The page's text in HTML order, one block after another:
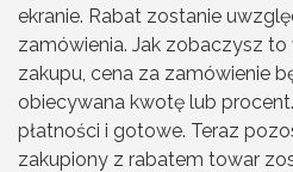
ekranie. Rabat zostanie
zamówienia. Jak zobaczysz
zakupu, cena za zamówienie
obiecywana kwotę lub
płatności i gotowe. Teraz
zakupiony z rabatem towar